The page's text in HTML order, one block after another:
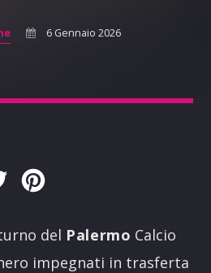
6 Gennaio 2026
Twitter
del Palermo Calcio
impegnati in trasferta